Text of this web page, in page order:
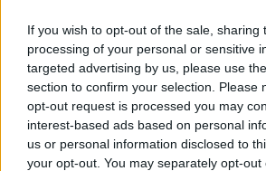
If you wish to opt-out of the sale, sharing
processing of your personal or sensitive
targeted advertising by us, please use
section to confirm your selection. Please
opt-out request is processed you may
interest-based ads based on personal
us or personal information disclosed to
your opt-out. You may separately opt-
Portfolio
2019. január 22. 09:23
Tavaly novemberben is kitartott
béremelkedési ütem, azonban
reálkeresetek már lassabb